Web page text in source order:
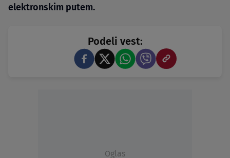
elektronskim putem.
Podeli vest:
Oglas